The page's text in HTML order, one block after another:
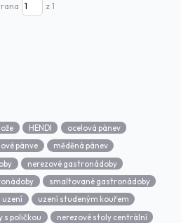
HENDI
ocelová pánev
pánve
měděná pánev
nerezové gastronádoby
smaltované gastronádoby
uzení
uzení studeným kouřem
s poličkou
nerezové stoly centrální
z 1